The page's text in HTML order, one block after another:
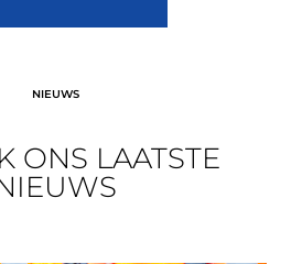
NIEUWS
ONS ​​LAATSTE